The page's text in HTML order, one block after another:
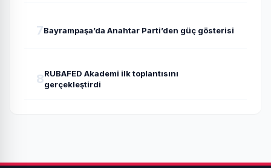
7Bayrampaşa’da Anahtar Parti’den güç gösterisi
8RUBAFED Akademi ilk toplantısını
gerçekleştirdi